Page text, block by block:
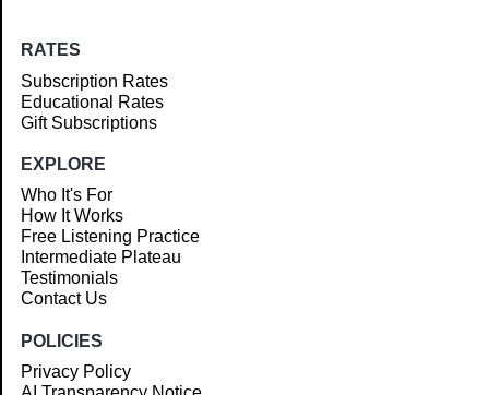
RATES
Subscription Rates
Educational Rates
Gift Subscriptions
EXPLORE
Who It's For
How It Works
Free Listening Practice
Intermediate Plateau
Testimonials
Contact Us
POLICIES
Privacy Policy